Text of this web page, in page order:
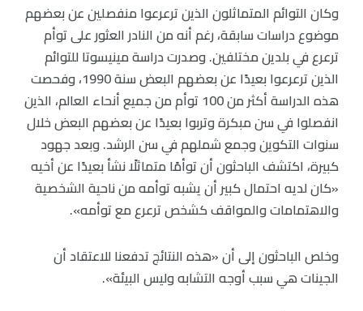
وكان التوائم المتماثلون الذين ترعرعوا منفصلين عن بعضهم
موضوع دراسات سابقة، رغم أنه من النادر العثور على توأم
ترعرع في بلدين مختلفين. وصدرت دراسة مينيسوتا للتوائم
الذين ترعرعوا بعيدًا عن بعضهم البعض سنة 1990، وفحصت
هذه الدراسة أكثر من 100 توأم من جميع أنحاء العالم، الذين
انفصلوا في سن مبكرة وتربوا بعيدًا عن بعضهم البعض خلال
سنوات التكوين وجمع شملهم في سن الرشد. وبعد جهود
كبيرة، اكتشف الباحثون أن توأمًا متماثلًا نشأ بعيدًا عن أخيه
«كان لديه احتمال كبير أن يشبه توأمه من ناحية الشخصية
والاهتمامات والمواقف كشخص ترعرع مع توأمه».
وخلص الباحثون إلى أن «هذه النتائج تدفعنا للاعتقاد أن
الجينات هي سبب أوجه التشابه وليس البيئة».